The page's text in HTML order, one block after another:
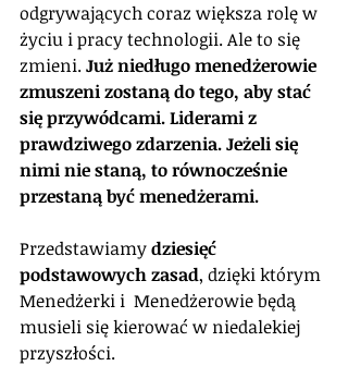
odgrywających coraz większa rolę w
życiu i pracy technologii. Ale to się
zmieni. Już niedługo menedżerowie
zmuszeni zostaną do tego, aby stać
się przywódcami. Liderami z
prawdziwego zdarzenia. Jeżeli się
nimi nie staną, to równocześnie
przestaną być menedżerami.
Przedstawiamy dziesięć
podstawowych zasad, dzięki którym
Menedżerki i  Menedżerowie będą
musieli się kierować w niedalekiej
przyszłości.